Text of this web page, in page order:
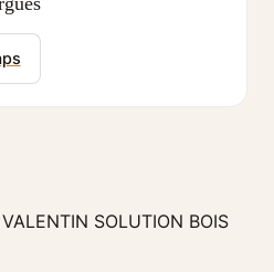
SOLUTION BOIS